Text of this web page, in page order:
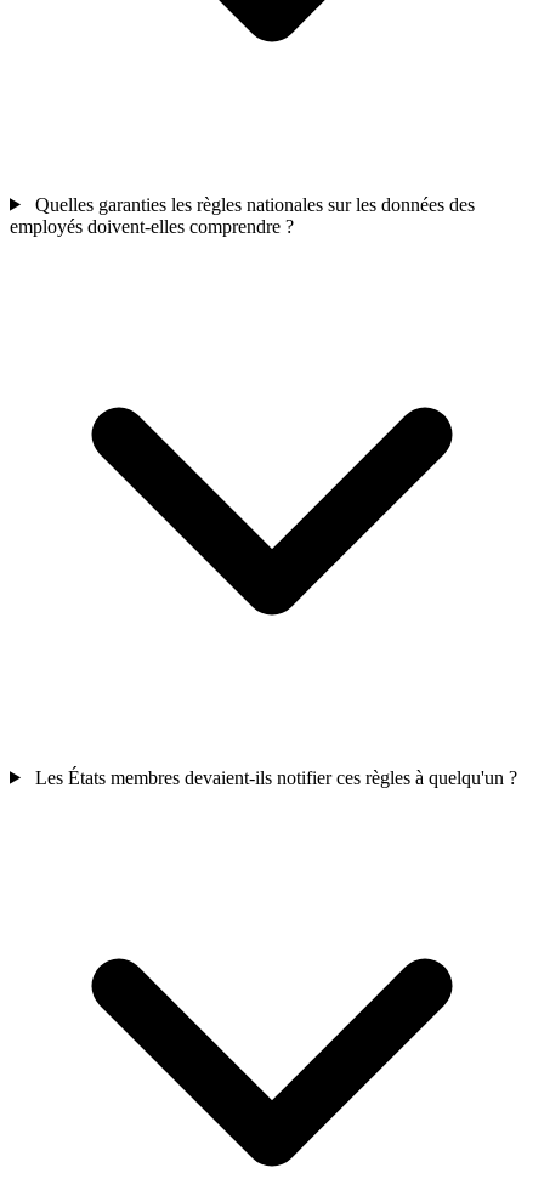
Quelles garanties les règles nationales sur les données des
employés doivent-elles comprendre ?
Les États membres devaient-ils notifier ces règles à quelqu'un ?